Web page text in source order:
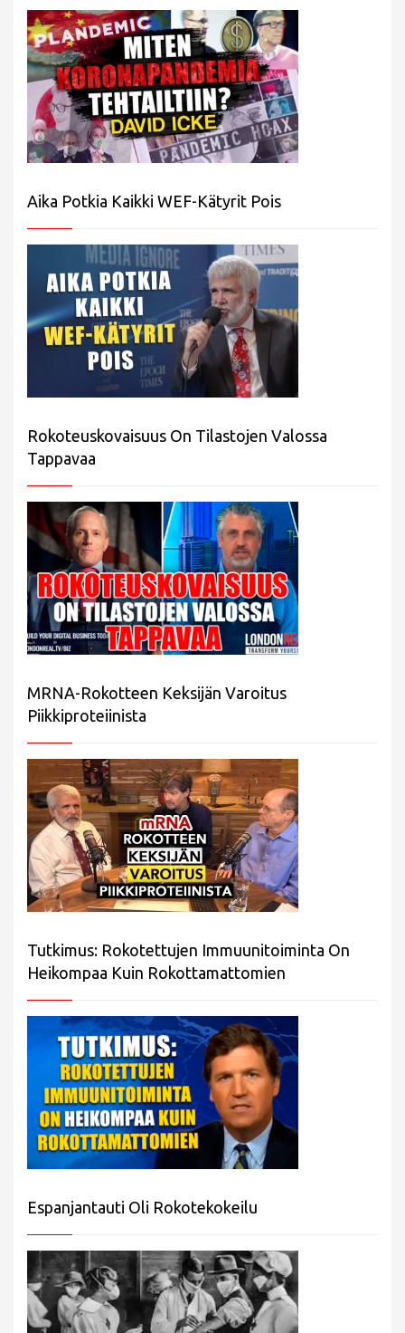
Aika Potkia Kaikki WEF-Kätyrit Pois
Rokoteuskovaisuus On Tilastojen Valossa
Tappavaa
MRNA-Rokotteen Keksijän Varoitus
Piikkiproteiinista
Tutkimus: Rokotettujen Immuunitoiminta On
Heikompaa Kuin Rokottamattomien
Espanjantauti Oli Rokotekokeilu